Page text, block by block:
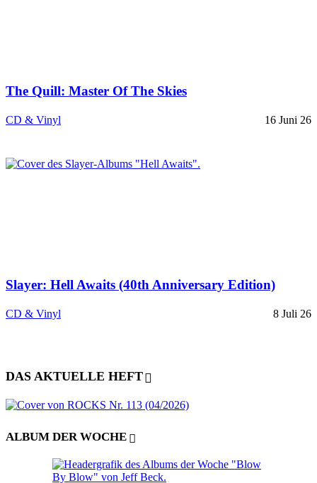
The Quill: Master Of The Skies
CD & Vinyl 16 Juni 26
Slayer: Hell Awaits (40th Anniversary Edition)
CD & Vinyl 8 Juli 26
DAS AKTUELLE HEFT
ALBUM DER WOCHE